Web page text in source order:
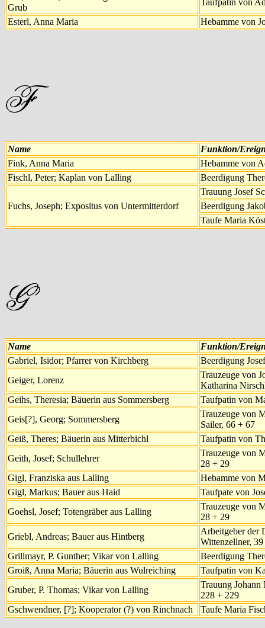
Grub
Esterl, Anna Maria
Hebamme von
Name
Funktion/
Fink, Anna Maria
Hebamme von
Fischl, Peter; Kaplan von Lalling
Beerdigung
Fuchs, Joseph; Expositus von Untermitterdorf
Trauung Josef
Beerdigung
Taufe Maria
Name
Funktion/
Gabriel, Isidor; Pfarrer von Kirchberg
Beerdigung
Geiger, Lorenz
Trauzeuge von
Katharina
Geihs, Theresia; Bäuerin aus Sommersberg
Taufpatin von
Geis[?], Georg; Sommersberg
Trauzeuge von
Sailer, 66 + 67
Geiß, Theres; Bäuerin aus Mitterbichl
Taufpatin von
Geith, Josef; Schullehrer
Trauzeuge von
28 + 29
Gigl, Franziska aus Lalling
Hebamme von
Gigl, Markus; Bauer aus Haid
Taufpate von
Goehsl, Josef; Totengräber aus Lalling
Trauzeuge von
28 + 29
Griebl, Andreas; Bauer aus Hintberg
Arbeitgeber der
Wittenzellner, 39
Grillmayr, P. Gunther; Vikar von Lalling
Beerdigung
Groiß, Anna Maria; Bäuerin aus Wulreiching
Taufpatin von
Gruber, P. Thomas; Vikar von Lalling
Trauung
228 + 229
Gschwendner, [?]; Kooperator (?) von Rinchnach
Taufe Maria